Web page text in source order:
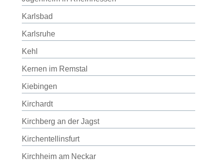
Karlsbad
Karlsruhe
Kehl
Kernen im Remstal
Kiebingen
Kirchardt
Kirchberg an der Jagst
Kirchentellinsfurt
Kirchheim am Neckar